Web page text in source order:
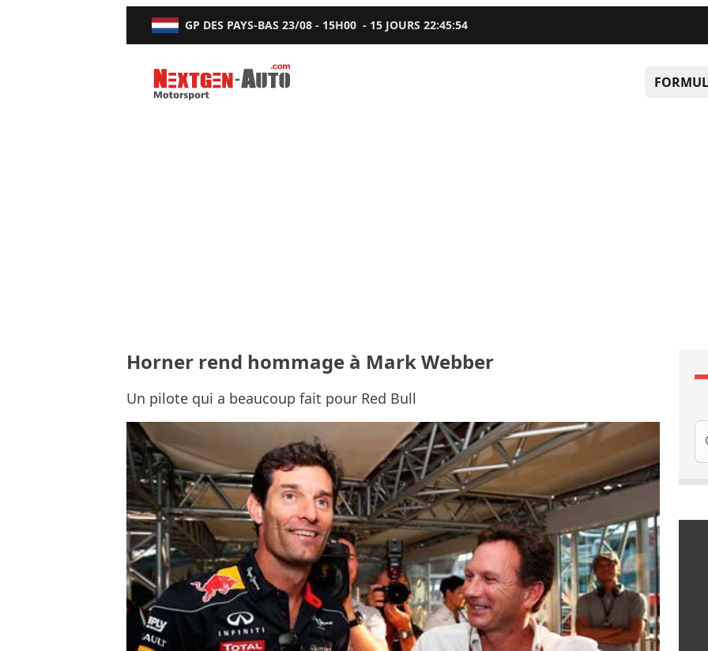
GP DES PAYS-BAS 23/08 - 15H00 - 15 JOURS22:45:53
Nextgen-Auto.com
Horner rend hommage à Mark Webber
Un pilote qui a beaucoup fait pour Red Bull